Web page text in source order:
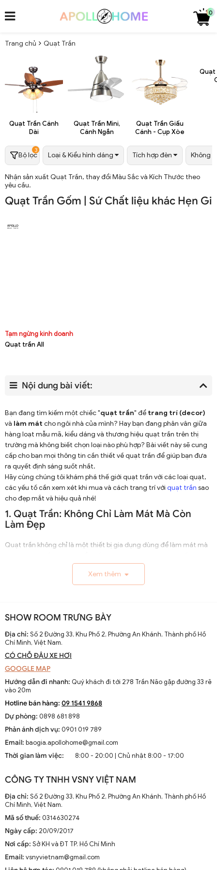
0
Trang chủ Quạt Trần
Quạt Trần Cánh
Dài
Quạt Trần Mini,
Cánh Ngắn
Quạt Trần Giấu
Cánh - Cụp Xòe
Quạt
Bộ lọc
3
Loại & Kiểu hình dáng Tích hợp đèn Không
Nhận sản xuất Quạt Trần, thay đổi Màu Sắc và Kích Thước theo
yêu cầu.
Quạt Trần Gốm | Sứ Chất liệu khác Hẹn
Tạm ngừng kinh doanh
Quạt trần All
Nội dung bài viết:
Bạn đang tìm kiếm một chiếc "quạt trần" để trang trí (decor)
và làm mát cho ngôi nhà của mình? Hay bạn đang phân vân giữa
hàng loạt mẫu mã, kiểu dáng và thương hiệu quạt trần trên thị
trường mà không biết chọn loại nào phù hợp? Bài viết này sẽ cung
cấp cho bạn mọi thông tin cần thiết về quạt trần để giúp bạn đưa
ra quyết định sáng suốt nhất.
Hãy cùng chúng tôi khám phá thế giới quạt trần với các loại quạt,
các yếu tố cần xem xét khi mua và cách trang trí với quạt trần sao
cho đẹp mắt và hiệu quả nhé!
1. Quạt Trần: Không Chỉ Làm Mát Mà Còn
Làm Đẹp
Quạt trần không chỉ là một thiết bị gia dụng dùng để làm mát mà
cửa. Với thiết kế đa dạng và phong phú, quạt trần có thể biến
chiếc trần nhà trở nên sinh động và nổi bật hơn.
: Khác với quạt đứng hay quạt bàn,
quạt trần không chiếm diện tích sàn nhà, giúp tiết kiệm không
gian quý giá.
Làm Mát Hiệu Quả
trần giúp không khí được lưu thông tốt hơn trong toàn bộ căn
phòng.
hơn điều hòa, giúp bạn giảm thiểu chi phí điện hàng tháng.
kế với nhiều phong cách khác nhau từ cổ điển đến hiện đại,
phù hợp với nhiều không gian nội thất khác nhau.
2. Cách Lựa Chọn Quạt Trần Phù Hợp Với Nhu
Cầu Của Bạn
cần xem xét để đảm bảo rằng bạn chọn được sản phẩm phù hợp
nhất với nhu cầu và sở thích cá nhân.
2.1. Kích Thước Quạt Trần
Kích thước của quạt trần là yếu tố quan trọng đầu tiên cần xem
xét. Kích thước này thường được đo bằng đường kính của cánh
quạt. Bạn cần chọn kích thước quạt phù hợp với diện tích phòng để
Kích thước quạt trầnđược đo bằng sải cánh, tức là khoảng
Xem thêm
SHOW ROOM TRƯNG BÀY
Địa chỉ: Số 2 Đường 33, Khu Phố 2, Phường An Khánh, Thành phố Hồ
Chí Minh, Việt Nam.
CÓ CHỖ ĐẬU XE HƠI
GOOGLE MAP
Hướng dẫn đi nhanh: Quý khách đi tới 278 Trần Não gặp đường 33 rẽ
vào 20m
Hotline bán hàng: 09 1541 9868
Dự phòng: 0898 681 898
Phản ánh dịch vụ: 0901 019 789
Email: baogia.apollohome@gmail.com
Thời gian làm việc:
8:00 - 20:00 | Chủ nhật 8:00 - 17:00
CÔNG TY TNHH VSNY VIỆT NAM
Địa chỉ: Số 2 Đường 33, Khu Phố 2, Phường An Khánh, Thành phố Hồ
Chí Minh, Việt Nam.
Mã số thuế: 0314630274
Ngày cấp: 20/09/2017
Nơi cấp: Sở KH và ĐT TP. Hồ Chí Minh
Email: vsnyvietnam@gmail.com